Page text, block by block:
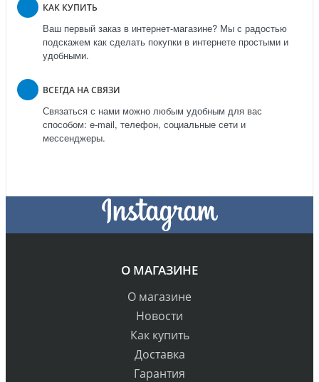
КАК КУПИТЬ
Ваш первый заказ в интернет-магазине? Мы с радостью
подскажем как сделать покупки в интернете простыми и
удобными.
ВСЕГДА НА СВЯЗИ
Связаться с нами можно любым удобным для вас
способом: e-mail, телефон, социальные сети и
мессенджеры.
О МАГАЗИНЕ
О магазине
Новости
Как купить
Доставка
Гарантия